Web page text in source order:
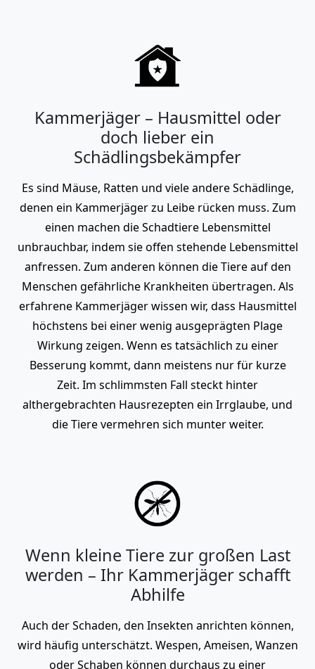
Kammerjäger – Hausmittel oder
doch lieber ein
Schädlingsbekämpfer
Es sind Mäuse, Ratten und viele andere Schädlinge,
denen ein Kammerjäger zu Leibe rücken muss. Zum
einen machen die Schadtiere Lebensmittel
unbrauchbar, indem sie offen stehende Lebensmittel
anfressen. Zum anderen können die Tiere auf den
Menschen gefährliche Krankheiten übertragen. Als
erfahrene Kammerjäger wissen wir, dass Hausmittel
höchstens bei einer wenig ausgeprägten Plage
Wirkung zeigen. Wenn es tatsächlich zu einer
Besserung kommt, dann meistens nur für kurze
Zeit. Im schlimmsten Fall steckt hinter
althergebrachten Hausrezepten ein Irrglaube, und
die Tiere vermehren sich munter weiter.
Wenn kleine Tiere zur großen Last
werden – Ihr Kammerjäger schafft
Abhilfe
Auch der Schaden, den Insekten anrichten können,
wird häufig unterschätzt. Wespen, Ameisen, Wanzen
oder Schaben können durchaus zu einer